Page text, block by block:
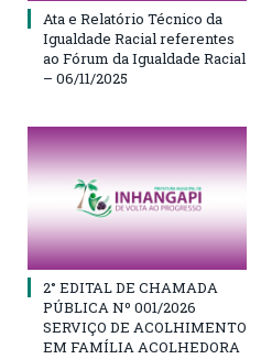
Ata e Relatório Técnico da
Igualdade Racial referentes
ao Fórum da Igualdade Racial
– 06/11/2025
2° EDITAL DE CHAMADA
PÚBLICA Nº 001/2026
SERVIÇO DE ACOLHIMENTO
EM FAMÍLIA ACOLHEDORA